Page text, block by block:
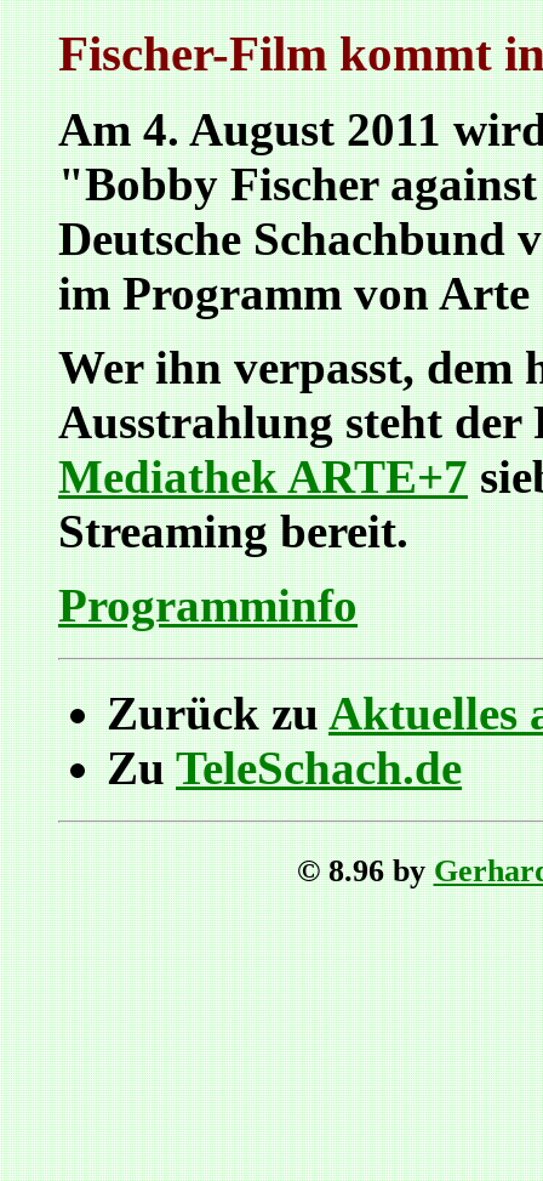
Fischer-Film kommt
Am 4. August 2011
"Bobby Fischer
Deutsche Schachbund
im Programm von Arte
Wer ihn verpasst,
Ausstrahlung steht
Mediathek ARTE+7
Streaming bereit.
Programminfo
Zurück zuAktuelles
ZuTeleSchach.de
© 8.96 by